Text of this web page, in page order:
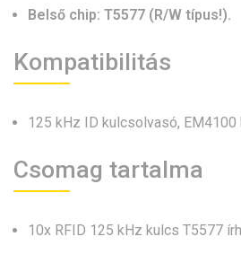
Belső chip: T5577 (R/W típus!).
Kompatibilitás
125 kHz ID kulcsolvasó, EM4100
Csomag tartalma
10x RFID 125 kHz kulcs T5577